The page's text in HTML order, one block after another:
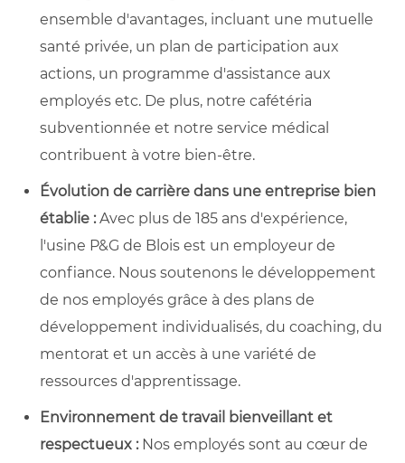
ensemble d'avantages, incluant une mutuelle
santé privée, un plan de participation aux
actions, un programme d'assistance aux
employés etc. De plus, notre cafétéria
subventionnée et notre service médical
contribuent à votre bien-être.
Évolution de carrière dans une entreprise bien
établie :Avec plus de 185 ans d'expérience,
l'usine P&G de Blois est un employeur de
confiance. Nous soutenons le développement
de nos employés grâce à des plans de
développement individualisés, du coaching, du
mentorat et un accès à une variété de
ressources d'apprentissage.
Environnement de travail bienveillant et
respectueux : Nos employés sont au cœur de